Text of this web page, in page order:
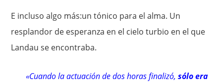
E incluso algo más:un tónico para el alma. Un
resplandor de esperanza en el cielo turbio en el que
Landau se encontraba.
«Cuando la actuación de dos horas finalizó,sólo era